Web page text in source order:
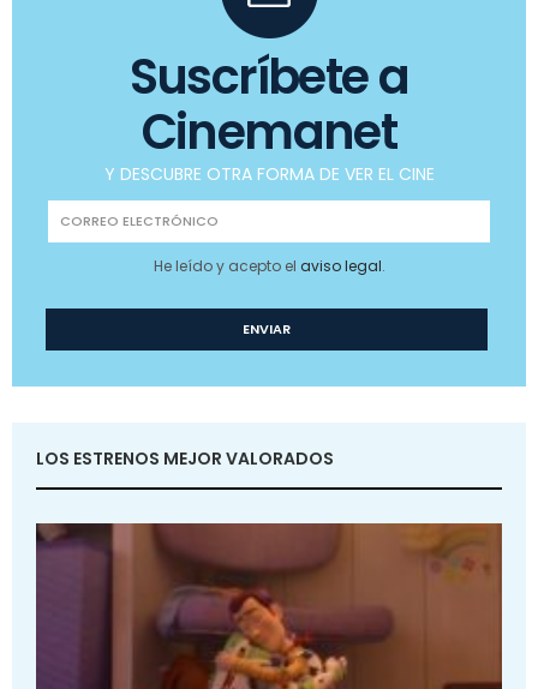
Suscríbete a
Cinemanet
Y DESCUBRE OTRA FORMA DE VER EL CINE
He leído y acepto el aviso legal.
LOS ESTRENOS MEJOR VALORADOS